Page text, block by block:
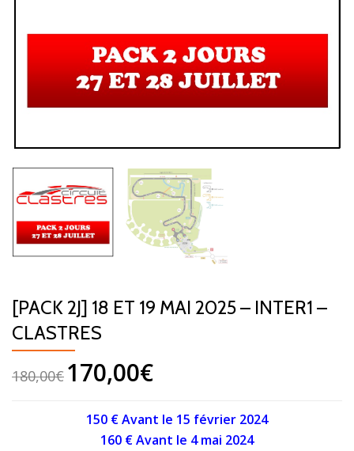
[PACK 2J] 18 ET 19 MAI 2025 – INTER1 –
CLASTRES
180,00€ 170,00€
150 € Avant le 15 février 2024
160 € Avant le 4 mai 2024